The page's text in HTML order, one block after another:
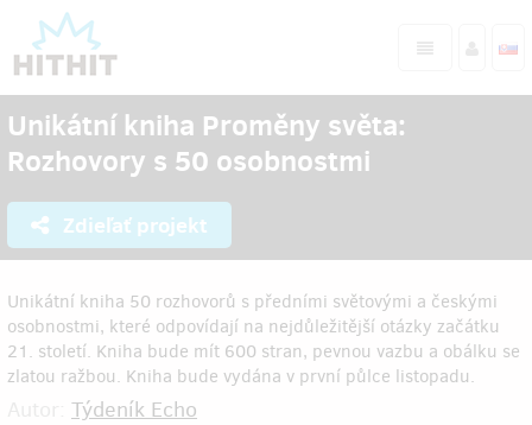
Unikátní kniha Proměny světa:
Rozhovory s 50 osobnostmi
Zdieľať projekt
Unikátní kniha 50 rozhovorů s předními světovými a českými
osobnostmi, které odpovídají na nejdůležitější otázky začátku
21. století. Kniha bude mít 600 stran, pevnou vazbu a obálku se
zlatou ražbou. Kniha bude vydána v první půlce listopadu.
Týdeník Echo